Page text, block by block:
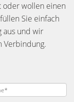
oder wollen einen
Sie einfach
aus und wir
Verbindung.